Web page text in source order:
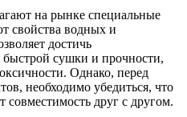
на рынке специальные
свойства водных и
достичь
быстрой сушки и прочности,
Однако, перед
необходимо убедиться, что
друг с другом.